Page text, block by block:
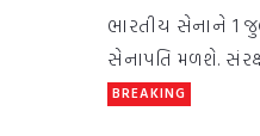
ભારતીય સેનાને 1
સેનાપતિ મળશે.
BREAKING